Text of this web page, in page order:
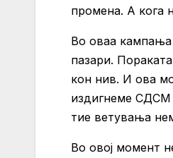
промена. А кога
Во оваа кампања
пазари.
кон нив. И ова
издигнеме СДСМ
тие ветувања
Во овој момент